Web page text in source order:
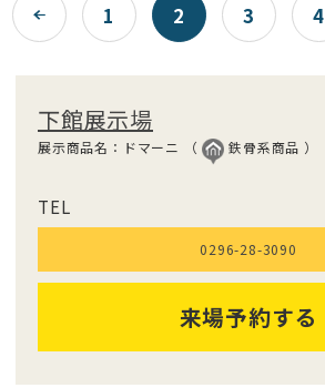
1 2 3 4
下館展示場
展示商品名：ドマーニ （ 鉄骨系商品 ）
TEL
0296-28-3090
来場予約する